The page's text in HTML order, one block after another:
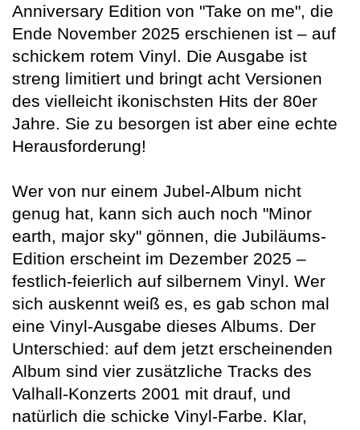
Anniversary Edition von "Take on me", die
Ende November 2025 erschienen ist – auf
schickem rotem Vinyl. Die Ausgabe ist
streng limitiert und bringt acht Versionen
des vielleicht ikonischsten Hits der 80er
Jahre. Sie zu besorgen ist aber eine echte
Herausforderung!
Wer von nur einem Jubel-Album nicht
genug hat, kann sich auch noch "Minor
earth, major sky" gönnen, die Jubiläums-
Edition erscheint im Dezember 2025 –
festlich-feierlich auf silbernem Vinyl. Wer
sich auskennt weiß es, es gab schon mal
eine Vinyl-Ausgabe dieses Albums. Der
Unterschied: auf dem jetzt erscheinenden
Album sind vier zusätzliche Tracks des
Valhall-Konzerts 2001 mit drauf, und
natürlich die schicke Vinyl-Farbe. Klar,